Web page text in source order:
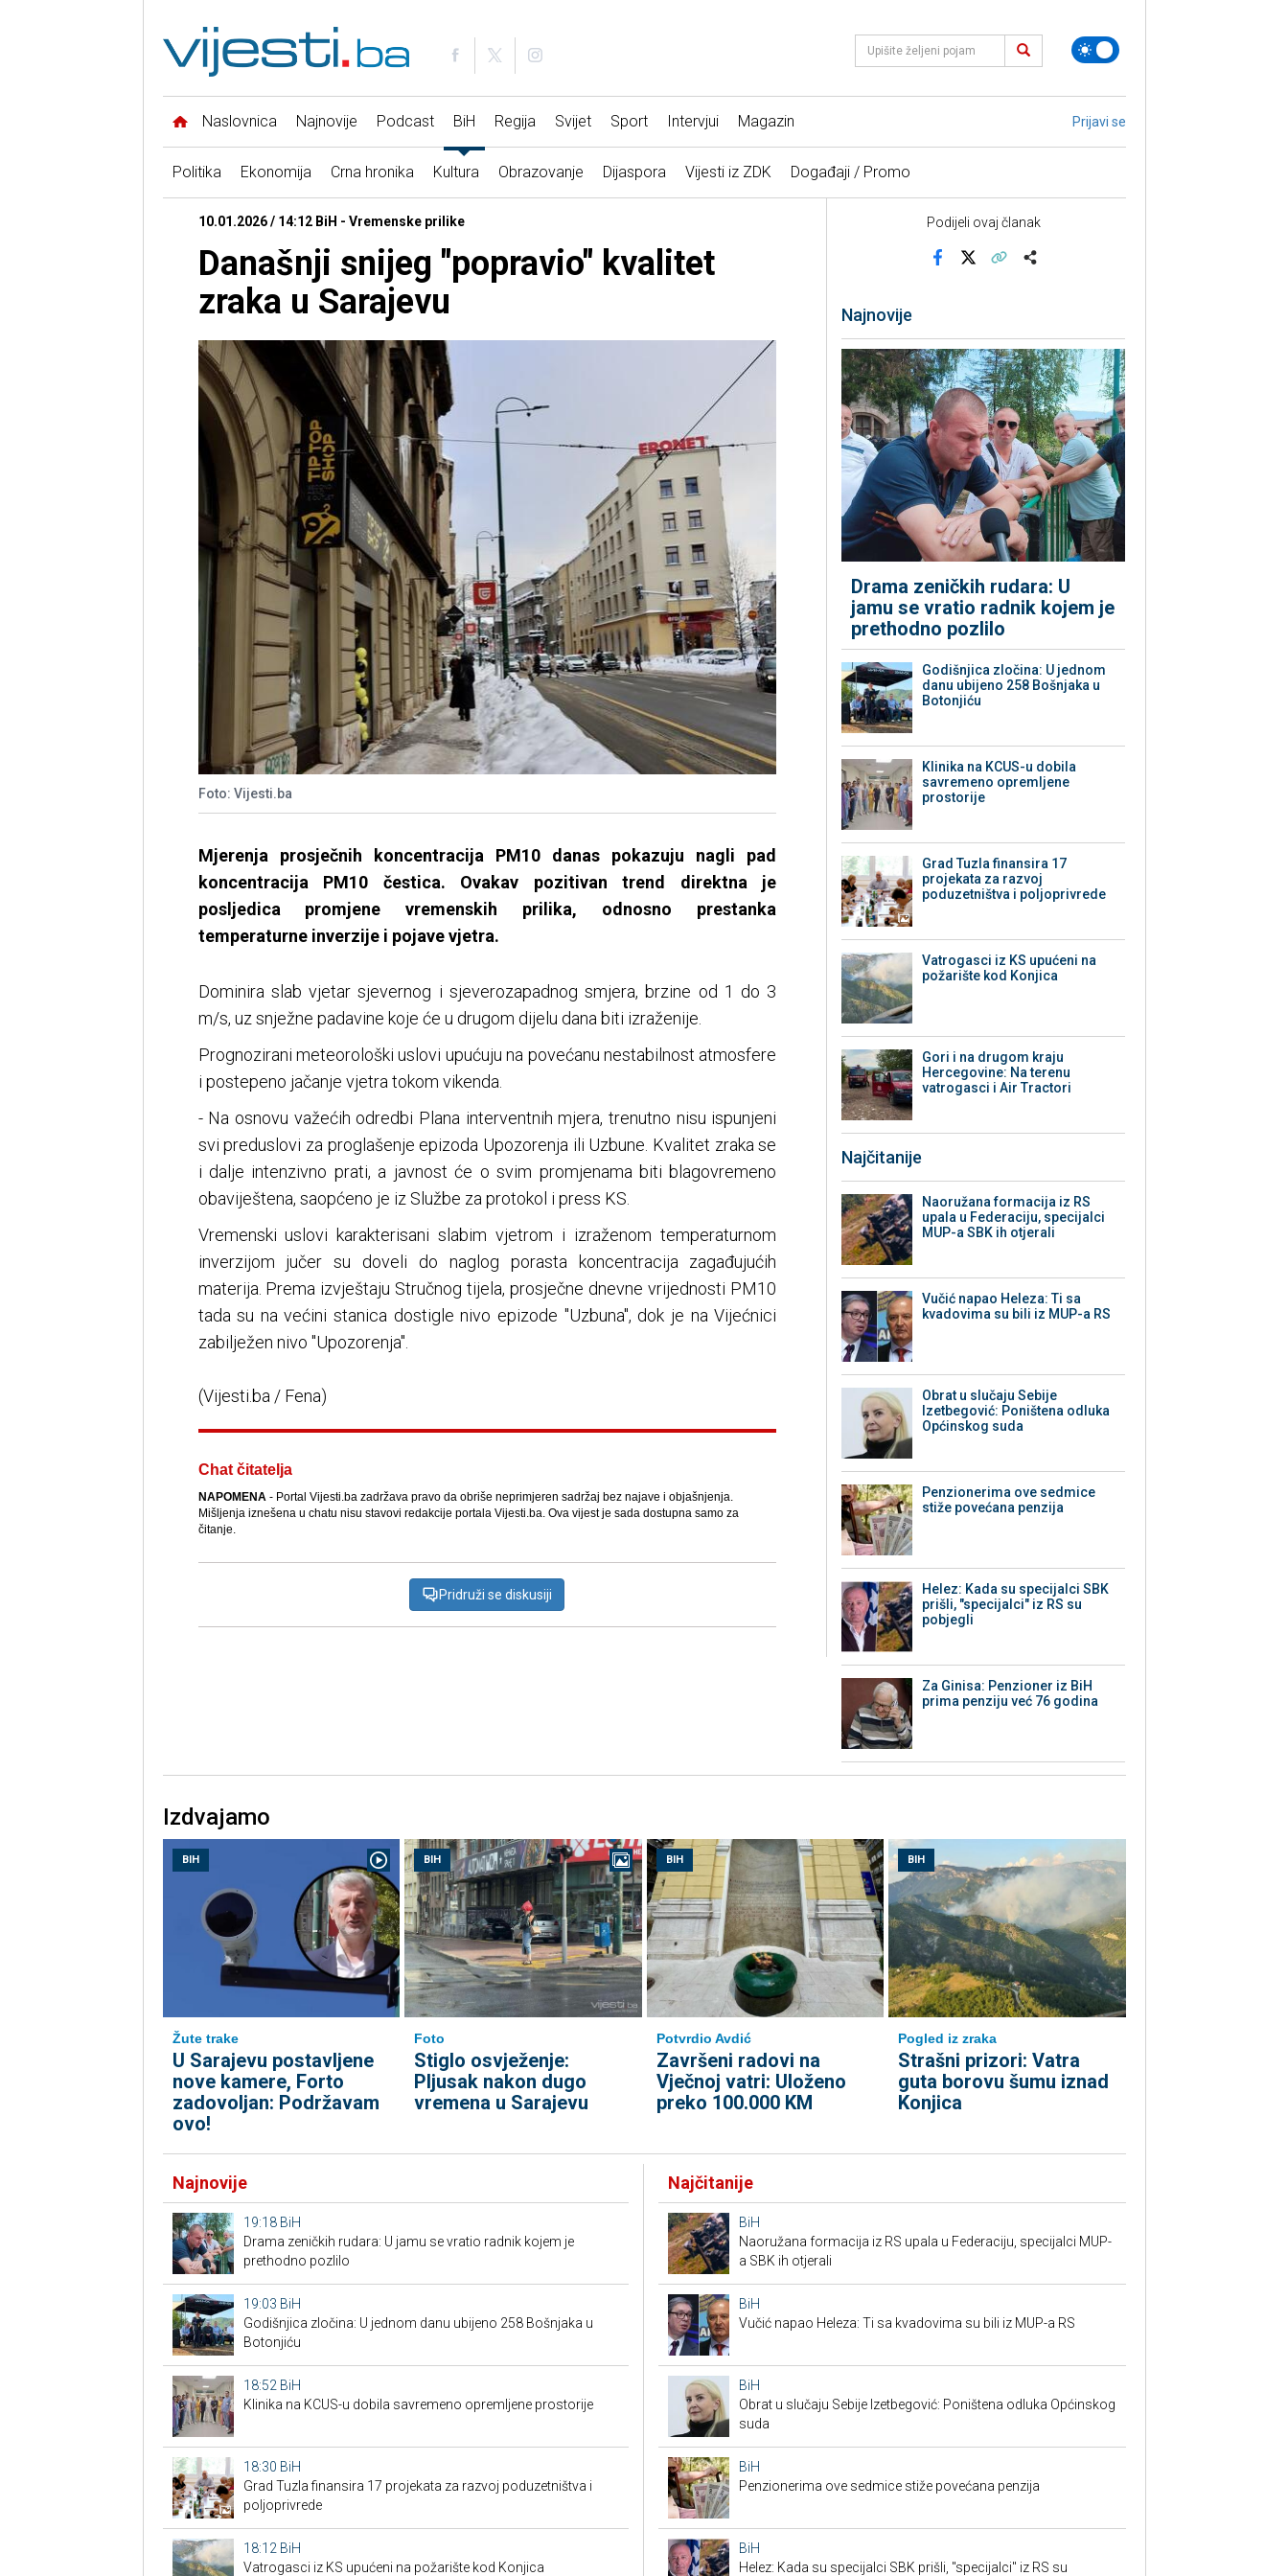
Naslovnica Najnovije Podcast BiH Regija Svijet Sport Intervjui Magazin Prijavi se
Politika Ekonomija Crna hronika Kultura Obrazovanje Dijaspora Vijesti iz ZDK Događaji / Promo
10.01.2026 / 14:12 BiH - Vremenske prilike
Današnji snijeg "popravio" kvalitet
zraka u Sarajevu
Foto: Vijesti.ba
Mjerenja prosječnih koncentracija PM10 danas pokazuju nagli pad
koncentracija PM10 čestica. Ovakav pozitivan trend direktna je
posljedica promjene vremenskih prilika, odnosno prestanka
temperaturne inverzije i pojave vjetra.
Dominira slab vjetar sjevernog i sjeverozapadnog smjera, brzine od 1 do 3
m/s, uz snježne padavine koje će u drugom dijelu dana biti izraženije.
Prognozirani meteorološki uslovi upućuju na povećanu nestabilnost atmosfere
i postepeno jačanje vjetra tokom vikenda.
- Na osnovu važećih odredbi Plana interventnih mjera, trenutno nisu ispunjeni
svi preduslovi za proglašenje epizoda Upozorenja ili Uzbune. Kvalitet zraka se
i dalje intenzivno prati, a javnost će o svim promjenama biti blagovremeno
obaviještena, saopćeno je iz Službe za protokol i press KS.
Vremenski uslovi karakterisani slabim vjetrom i izraženom temperaturnom
inverzijom jučer su doveli do naglog porasta koncentracija zagađujućih
materija. Prema izvještaju Stručnog tijela, prosječne dnevne vrijednosti PM10
tada su na većini stanica dostigle nivo epizode "Uzbuna", dok je na Vijećnici
zabilježen nivo "Upozorenja".
(Vijesti.ba / Fena)
Chat čitatelja
NAPOMENA- Portal Vijesti.ba zadržava pravo da obriše neprimjeren sadržaj bez najave i objašnjenja.
Mišljenja iznešena u chatu nisu stavovi redakcije portala Vijesti.ba. Ova vijest je sada dostupna samo za
čitanje.
Pridruži se diskusiji
Podijeli ovaj članak
Najnovije
Drama zeničkih rudara: U
jamu se vratio radnik kojem je
prethodno pozlilo
Godišnjica zločina: U jednom
danu ubijeno 258 Bošnjaka u
Botonjiću
Klinika na KCUS-u dobila
savremeno opremljene
prostorije
Grad Tuzla finansira 17
projekata za razvoj
poduzetništva i poljoprivrede
Vatrogasci iz KS upućeni na
požarište kod Konjica
Gori i na drugom kraju
Hercegovine: Na terenu
vatrogasci i Air Tractori
Najčitanije
Naoružana formacija iz RS
upala u Federaciju, specijalci
MUP-a SBK ih otjerali
Vučić napao Heleza: Ti sa
kvadovima su bili iz MUP-a RS
Obrat u slučaju Sebije
Izetbegović: Poništena odluka
Općinskog suda
Penzionerima ove sedmice
stiže povećana penzija
Helez: Kada su specijalci SBK
prišli, "specijalci" iz RS su
pobjegli
Za Ginisa: Penzioner iz BiH
prima penziju već 76 godina
Izdvajamo
BIH
Žute trake
U Sarajevu postavljene
nove kamere, Forto
zadovoljan: Podržavam
ovo!
BIH
Foto
Stiglo osvježenje:
Pljusak nakon dugo
vremena u Sarajevu
BIH
Potvrdio Avdić
Završeni radovi na
Vječnoj vatri: Uloženo
preko 100.000 KM
BIH
Pogled iz zraka
Strašni prizori: Vatra
guta borovu šumu iznad
Konjica
Najnovije
19:18 BiH
Drama zeničkih rudara: U jamu se vratio radnik kojem je
prethodno pozlilo
19:03 BiH
Godišnjica zločina: U jednom danu ubijeno 258 Bošnjaka u
Botonjiću
18:52 BiH
Klinika na KCUS-u dobila savremeno opremljene prostorije
18:30 BiH
Grad Tuzla finansira 17 projekata za razvoj poduzetništva i
poljoprivrede
18:12 BiH
Vatrogasci iz KS upućeni na požarište kod Konjica
Najčitanije
BiH
Naoružana formacija iz RS upala u Federaciju, specijalci MUP-
a SBK ih otjerali
BiH
Vučić napao Heleza: Ti sa kvadovima su bili iz MUP-a RS
BiH
Obrat u slučaju Sebije Izetbegović: Poništena odluka Općinskog
suda
BiH
Penzionerima ove sedmice stiže povećana penzija
BiH
Helez: Kada su specijalci SBK prišli, "specijalci" iz RS su